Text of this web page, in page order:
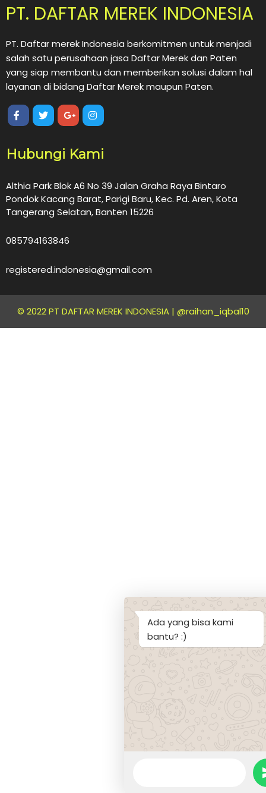
PT. DAFTAR MEREK INDONESIA
PT. Daftar merek Indonesia berkomitmen untuk menjadi
salah satu perusahaan jasa Daftar Merek dan Paten
yang siap membantu dan memberikan solusi dalam hal
layanan di bidang Daftar Merek maupun Paten.
Hubungi Kami
Althia Park Blok A6 No 39 Jalan Graha Raya Bintaro
Pondok Kacang Barat, Parigi Baru, Kec. Pd. Aren, Kota
Tangerang Selatan, Banten 15226
085794163846
registered.indonesia@gmail.com
© 2022 PT DAFTAR MEREK INDONESIA | @raihan_iqbal10
Ada yang bisa kami
bantu? :)